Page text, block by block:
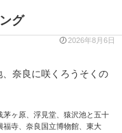
グ
2026年8月6日
奈良に咲くろうそくの
茅ヶ原、浮見堂、猿沢池と五十
福寺、奈良国立博物館、東大